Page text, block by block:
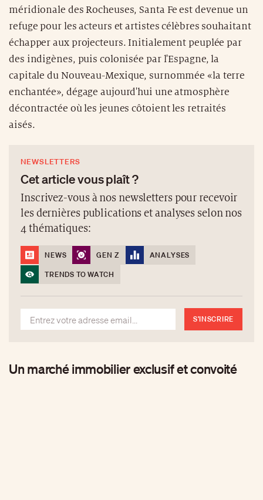
méridionale des Rocheuses, Santa Fe est devenue un
refuge pour les acteurs et artistes célèbres souhaitant
échapper aux projecteurs. Initialement peuplée par
des indigènes, puis colonisée par l'Espagne, la
capitale du Nouveau-Mexique, surnommée «la terre
enchantée», dégage aujourd'hui une atmosphère
décontractée où les jeunes côtoient les retraités
aisés.
NEWSLETTERS
Cet article vous plaît ?
Inscrivez-vous à nos newsletters pour recevoir
les dernières publications et analyses selon nos
4 thématiques:
NEWS GEN Z
ANALYSES
TRENDS TO WATCH
S'INSCRIRE
Un marché immobilier exclusif et convoité